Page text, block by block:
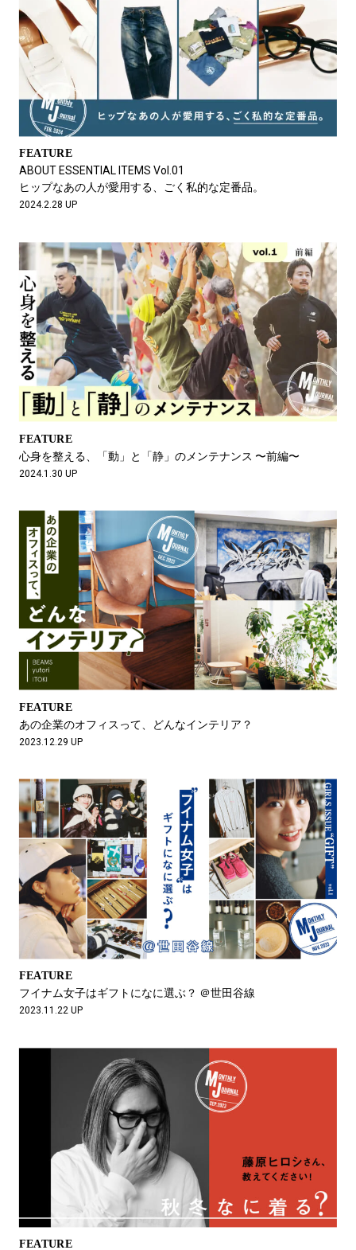
FEATURE
ABOUT ESSENTIAL ITEMS Vol.01
ヒップなあの人が愛用する、ごく私的な定番品。
2024.2.28 UP
FEATURE
心身を整える、「動」と「静」のメンテナンス 〜前編〜
2024.1.30 UP
FEATURE
あの企業のオフィスって、どんなインテリア？
2023.12.29 UP
FEATURE
フイナム女子はギフトになに選ぶ？ ＠世田谷線
2023.11.22 UP
FEATURE